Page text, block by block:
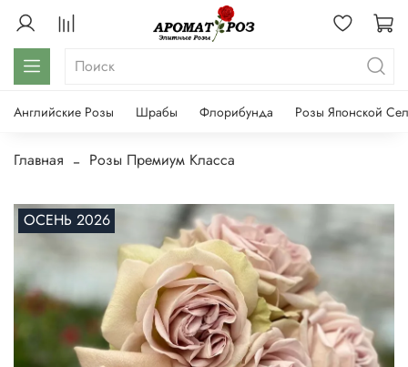
Английские Розы Шрабы Флорибунда Розы Японской
Главная Розы Премиум Класса
ОСЕНЬ 2026